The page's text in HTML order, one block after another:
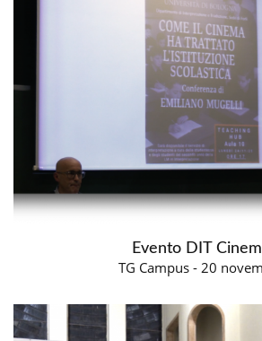
Evento DIT
TG Campus - 20